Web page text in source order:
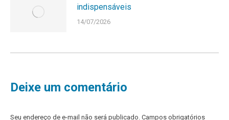
indispensáveis
14/07/2026
Deixe um comentário
Seu endereço de e-mail não será publicado. Campos obrigatórios